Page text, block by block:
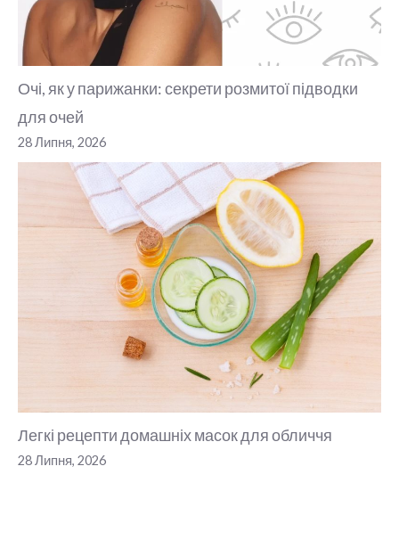
Очі, як у парижанки: секрети розмитої підводки
для очей
28 Липня, 2026
Легкі рецепти домашніх масок для обличчя
28 Липня, 2026